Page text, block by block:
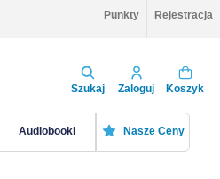
Punkty Rejestracja
Szukaj Zaloguj Koszyk
Audiobooki Nasze Ceny